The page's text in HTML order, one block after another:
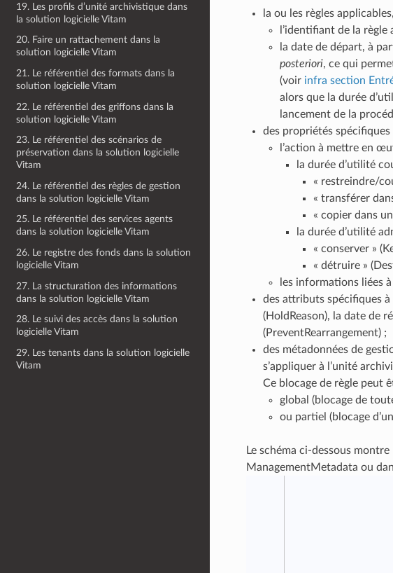
19. Les profils d’unité archivistique dans
la solution logicielle Vitam
20. Faire un rattachement dans la
solution logicielle Vitam
21. Le référentiel des formats dans la
solution logicielle Vitam
22. Le référentiel des griffons dans la
solution logicielle Vitam
23. Le référentiel des scénarios de
préservation dans la solution logicielle
Vitam
24. Le référentiel des règles de gestion
dans la solution logicielle Vitam
25. Le référentiel des services agents
dans la solution logicielle Vitam
26. Le registre des fonds dans la solution
logicielle Vitam
27. La structuration des informations
dans la solution logicielle Vitam
28. Le suivi des accès dans la solution
logicielle Vitam
29. Les tenants dans la solution logicielle
Vitam
la ou les règles
l’identifiant de la règle
la date de départ, à
posteriori, ce qui
(voir infra section
alors que la durée
lancement de la
des propriétés
l’action à mettre en
la durée d’utilité
« restreindre/
« transférer
« copier dans
la durée d’utilité
« conserver »
« détruire »
les informations liées
des attributs spécifiques à
(HoldReason), la date de
(PreventRearrangement) ;
des métadonnées de
s’appliquer à l’unité
Ce blocage de règle peut
global (blocage de
ou partiel (blocage
Le schéma ci-dessous
ManagementMetadata ou